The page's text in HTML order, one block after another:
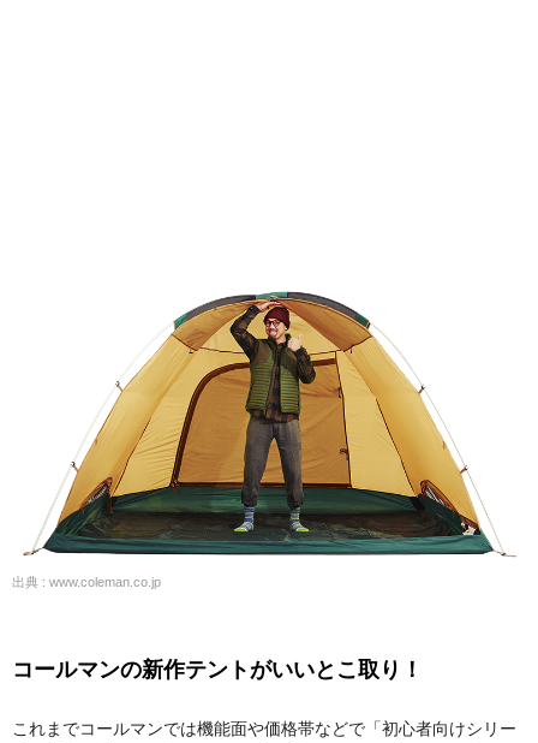
出典 : www.coleman.co.jp
コールマンの新作テントがいいとこ取り！
これまでコールマンでは機能面や価格帯などで「初心者向けシリー